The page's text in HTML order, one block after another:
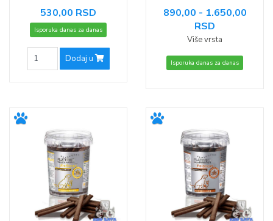
530,00 RSD
Isporuka danas za danas
Dodaj u
890,00 - 1.650,00
RSD
Više vrsta
Isporuka danas za danas